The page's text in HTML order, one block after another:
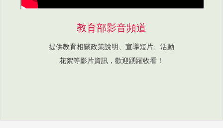
教育部影音頻道
提供教育相關政策說明、宣導短片、活動
花絮等影片資訊，歡迎踴躍收看！